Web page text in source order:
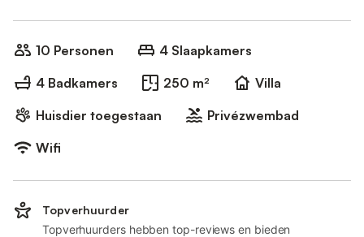
10 Personen
4 Slaapkamers
4 Badkamers
250 m²
Villa
Huisdier toegestaan
Privézwembad
Wifi
Topverhuurder
Topverhuurders hebben top-reviews en bieden